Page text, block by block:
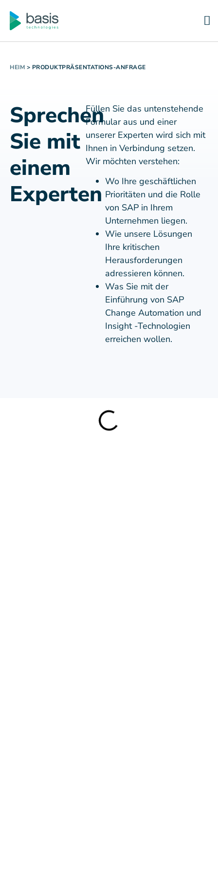
HEIM > PRODUKTPRÄSENTATIONS-ANFRAGE
Sprechen
Sie mit
einem
Experten
Füllen Sie das untenstehende
Formular aus und einer
unserer Experten wird sich mit
Ihnen in Verbindung setzen.
Wir möchten verstehen:
Wo Ihre geschäftlichen
Prioritäten und die Rolle
von SAP in Ihrem
Unternehmen liegen.
Wie unsere Lösungen
Ihre kritischen
Herausforderungen
adressieren können.
Was Sie mit der
Einführung von SAP
Change Automation und
Insight -Technologien
erreichen wollen.